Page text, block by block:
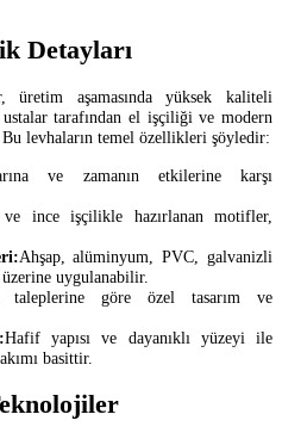
Detayları
üretim aşamasında yüksek kaliteli
tarafından el işçiliği ve modern
levhaların temel özellikleri şöyledir:
ve zamanın etkilerine karşı
ve ince işçilikle hazırlanan motifler,
Ahşap, alüminyum, PVC, galvanizli
uygulanabilir.
taleplerine göre özel tasarım ve
Hafif yapısı ve dayanıklı yüzeyi ile
basittir.